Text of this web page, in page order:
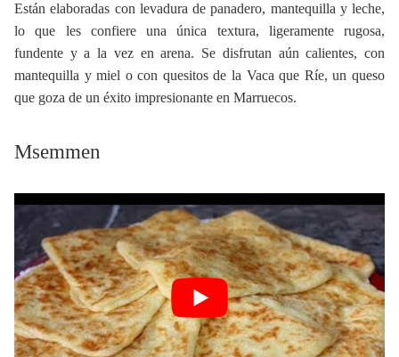
Están elaboradas con levadura de panadero, mantequilla y leche,
lo que les confiere una única textura, ligeramente rugosa,
fundente y a la vez en arena. Se disfrutan aún calientes, con
mantequilla y miel o con quesitos de la Vaca que Ríe, un queso
que goza de un éxito impresionante en Marruecos.
Msemmen